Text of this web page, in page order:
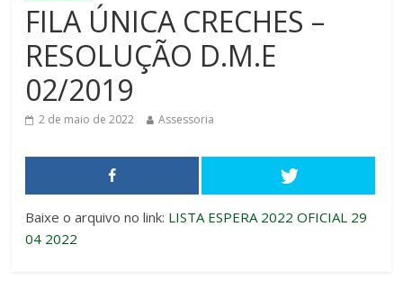
FILA ÚNICA CRECHES –
RESOLUÇÃO D.M.E
02/2019
2 de maio de 2022 Assessoria
Baixe o arquivo no link: LISTA ESPERA 2022 OFICIAL 29
04 2022